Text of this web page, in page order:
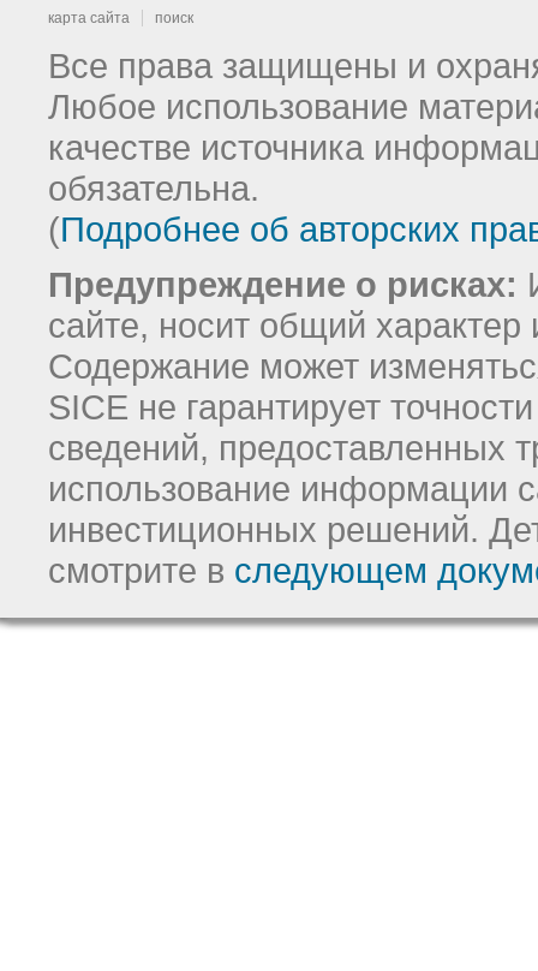
карта сайта поиск
Все права защищены и
Любое использование
качестве источника
обязательна.
(Подробнее об авторских
Предупреждение о рисках:
сайте, носит общий
Содержание может
SICE не гарантирует
сведений, предоставленных
использование информации
инвестиционных решений.
смотрите в следующем